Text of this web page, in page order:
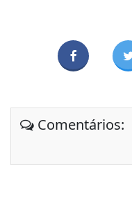
Comentários: